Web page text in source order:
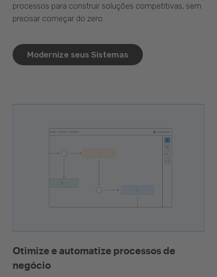
processos para construir soluções competitivas, sem
precisar começar do zero.
Modernize seus Sistemas
Otimize e automatize processos de
negócio